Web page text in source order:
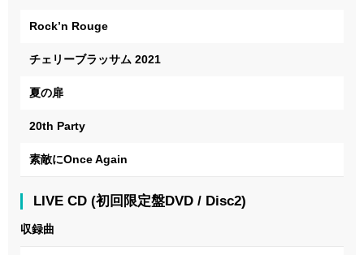
Rock’n Rouge
チェリーブラッサム 2021
夏の扉
20th Party
素敵にOnce Again
LIVE CD (初回限定盤DVD / Disc2)
収録曲